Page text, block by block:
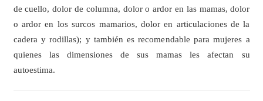
de cuello, dolor de columna, dolor o ardor en las mamas, dolor
o ardor en los surcos mamarios, dolor en articulaciones de la
cadera y rodillas); y también es recomendable para mujeres a
quienes las dimensiones de sus mamas les afectan su
autoestima.